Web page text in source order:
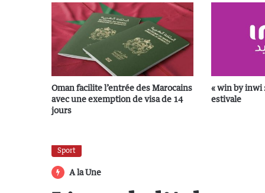
Oman facilite l’entrée des Marocains
avec une exemption de visa de 14
jours
« win by inwi
estivale